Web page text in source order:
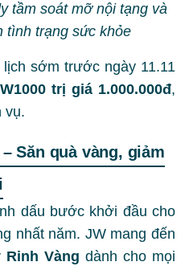
tầm soát mỡ nội tạng và
tình trạng sức khỏe
sớm trước ngày 11.11
trị giá 1.000.000đ,
vụ.
Săn quà vàng, giảm
dấu bước khởi đầu cho
nhất năm. JW mang đến
Rinh Vàng dành cho mọi